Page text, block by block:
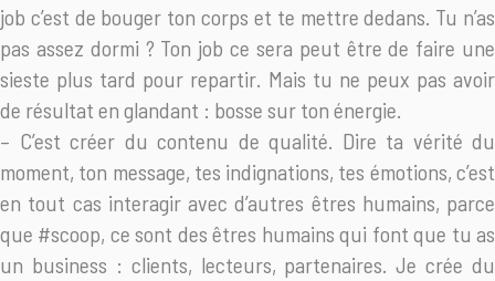
job c’est de bouger ton corps et te mettre dedans. Tu n’as
pas assez dormi ? Ton job ce sera peut être de faire une
sieste plus tard pour repartir. Mais tu ne peux pas avoir
de résultat en glandant : bosse sur ton énergie.
– C’est créer du contenu de qualité. Dire ta vérité du
moment, ton message, tes indignations, tes émotions, c’est
en tout cas interagir avec d’autres êtres humains, parce
que #scoop, ce sont des êtres humains qui font que tu as
un business : clients, lecteurs, partenaires. Je crée du